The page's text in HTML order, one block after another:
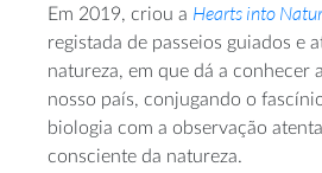
Em 2019, criou a Hearts into
registada de passeios guiados e
natureza, em que dá a conhecer
nosso país, conjugando o
biologia com a observação
consciente da natureza.